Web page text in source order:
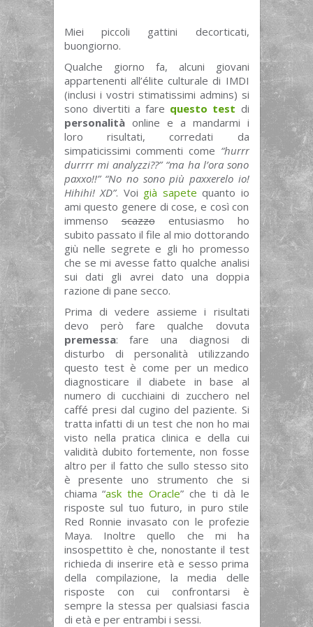
Miei piccoli gattini decorticati,
buongiorno.
Qualche giorno fa, alcuni giovani
appartenenti all’élite culturale di IMDI
(inclusi i vostri stimatissimi admins) si
sono divertiti a fare questo test di
personalitàonline e a mandarmi i
loro risultati, corredati da
simpaticissimi commenti come “hurrr
durrrr mi analyzzi??” “ma ha l’ora sono
paxxo!!” “No no sono più paxxerelo io!
Hihihi! XD”. Voi già sapete quanto io
ami questo genere di cose, e così con
immensoscazzoentusiasmo ho
subito passato il file al mio dottorando
giù nelle segrete e gli ho promesso
che se mi avesse fatto qualche analisi
sui dati gli avrei dato una doppia
razione di pane secco.
Prima di vedere assieme i risultati
devo però fare qualche dovuta
premessa: fare una diagnosi di
disturbo di personalità utilizzando
questo test è come per un medico
diagnosticare il diabete in base al
numero di cucchiaini di zucchero nel
caffé presi dal cugino del paziente. Si
tratta infatti di un test che non ho mai
visto nella pratica clinica e della cui
validità dubito fortemente, non fosse
altro per il fatto che sullo stesso sito
è presente uno strumento che si
chiama “ask the Oracle” che ti dà le
risposte sul tuo futuro, in puro stile
Red Ronnie invasato con le profezie
Maya. Inoltre quello che mi ha
insospettito è che, nonostante il test
richieda di inserire età e sesso prima
della compilazione, la media delle
risposte con cui confrontarsi è
sempre la stessa per qualsiasi fascia
di età e per entrambi i sessi.